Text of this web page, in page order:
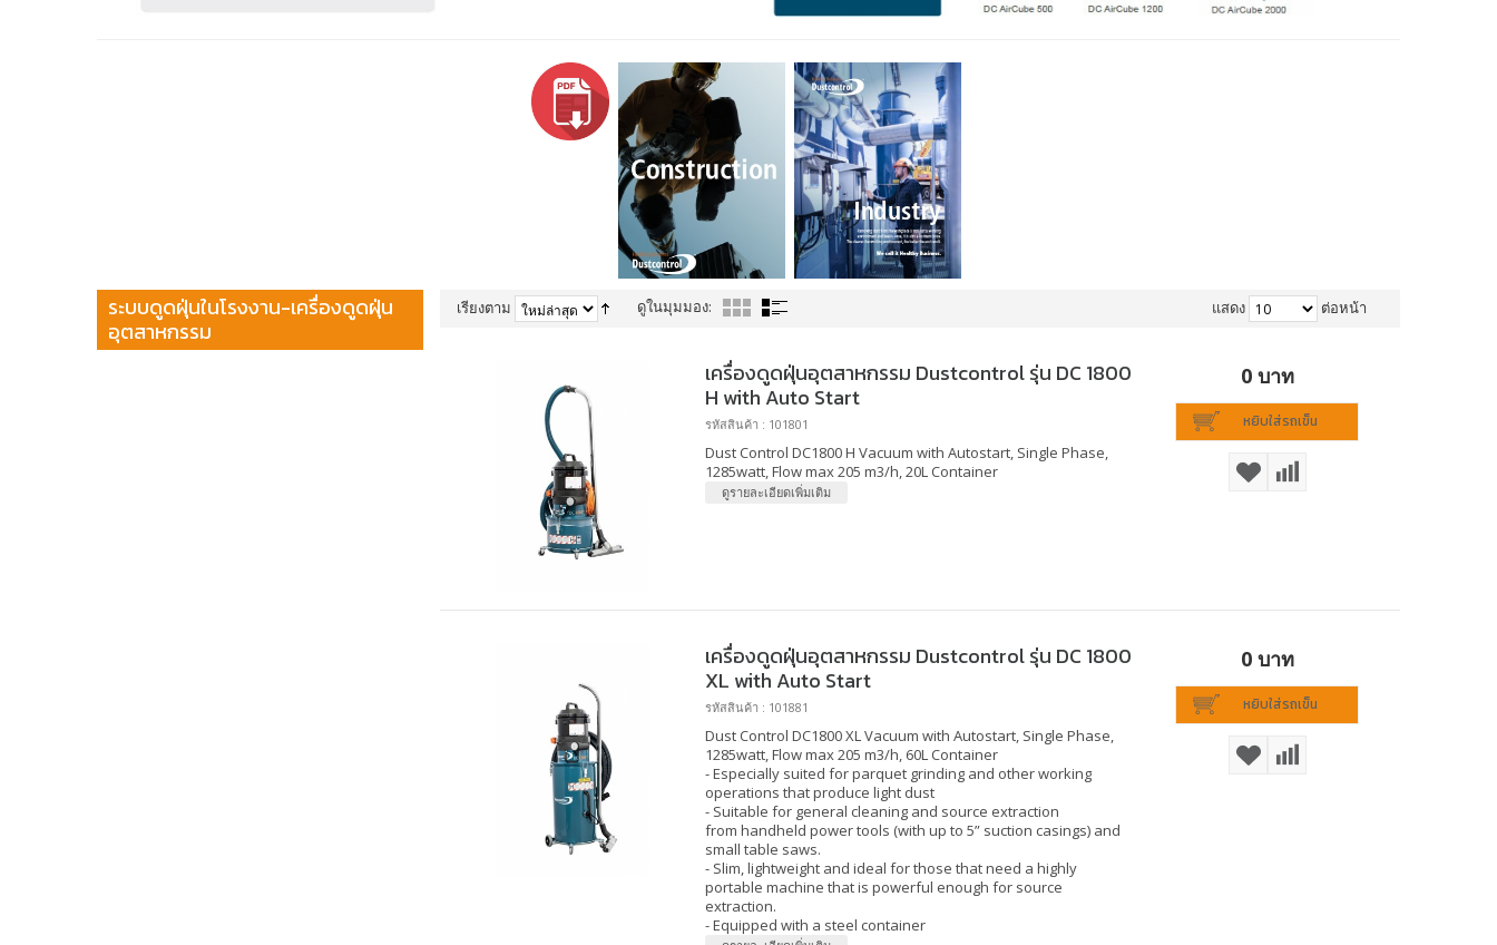
ระบบดูดฝุ่นในโรงงาน-เครื่องดูดฝุ่น
อุตสาหกรรม
เรียงตาม ดูในมุมมอง: แสดง ต่อหน้า
เครื่องดูดฝุ่นอุตสาหกรรม Dustcontrol รุ่น DC 1800
H with Auto Start
รหัสสินค้า : 101801
Dust Control DC1800 H Vacuum with Autostart, Single Phase,
1285watt, Flow max 205 m3/h, 20L Container
ดูรายละเอียดเพิ่มเติม
0 บาท
หยิบใส่รถเข็น
เครื่องดูดฝุ่นอุตสาหกรรม Dustcontrol รุ่น DC 1800
XL with Auto Start
รหัสสินค้า : 101881
Dust Control DC1800 XL Vacuum with Autostart, Single Phase,
1285watt, Flow max 205 m3/h, 60L Container
- Especially suited for parquet grinding and other working
operations that produce light dust
- Suitable for general cleaning and source extraction
from handheld power tools (with up to 5” suction casings) and
small table saws.
- Slim, lightweight and ideal for those that need a highly
portable machine that is powerful enough for source
extraction.
- Equipped with a steel container
0 บาท
หยิบใส่รถเข็น